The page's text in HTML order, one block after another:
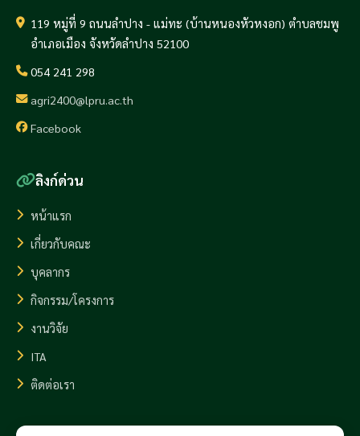
119 หมู่ที่ 9 ถนนลำปาง - แม่ทะ (บ้านหนองหัวหงอก) ตำบลชมพู
อำเภอเมือง จังหวัดลำปาง 52100
054 241 298
agri2400@lpru.ac.th
Facebook
ลิงก์ด่วน
หน้าแรก
เกี่ยวกับคณะ
บุคลากร
กิจกรรม/โครงการ
งานวิจัย
ITA
ติดต่อเรา